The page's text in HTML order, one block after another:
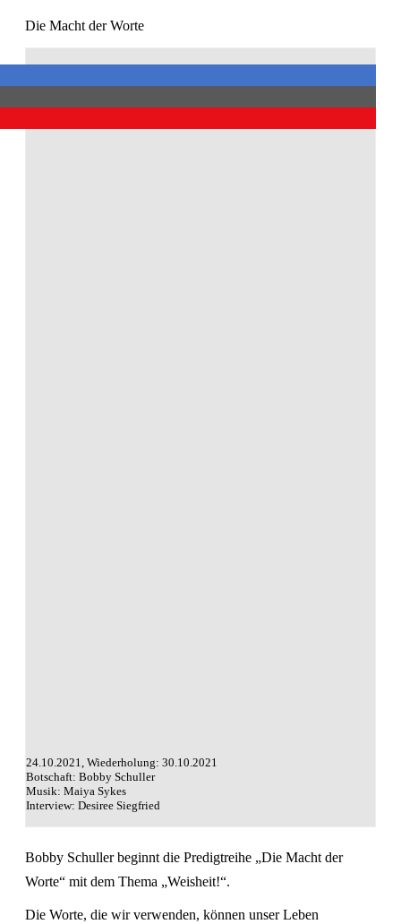
Die Macht der Worte
24.10.2021, Wiederholung: 30.10.2021
Botschaft: Bobby Schuller
Musik: Maiya Sykes
Interview: Desiree Siegfried
Bobby Schuller beginnt die Predigtreihe „Die Macht der
Worte“ mit dem Thema „Weisheit!“.
Die Worte, die wir verwenden, können unser Leben